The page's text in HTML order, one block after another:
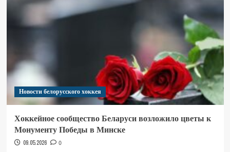
Новости белорусского хоккея
Хоккейное сообщество Беларуси возложило цветы к
Монументу Победы в Минске
09.05.2026 0